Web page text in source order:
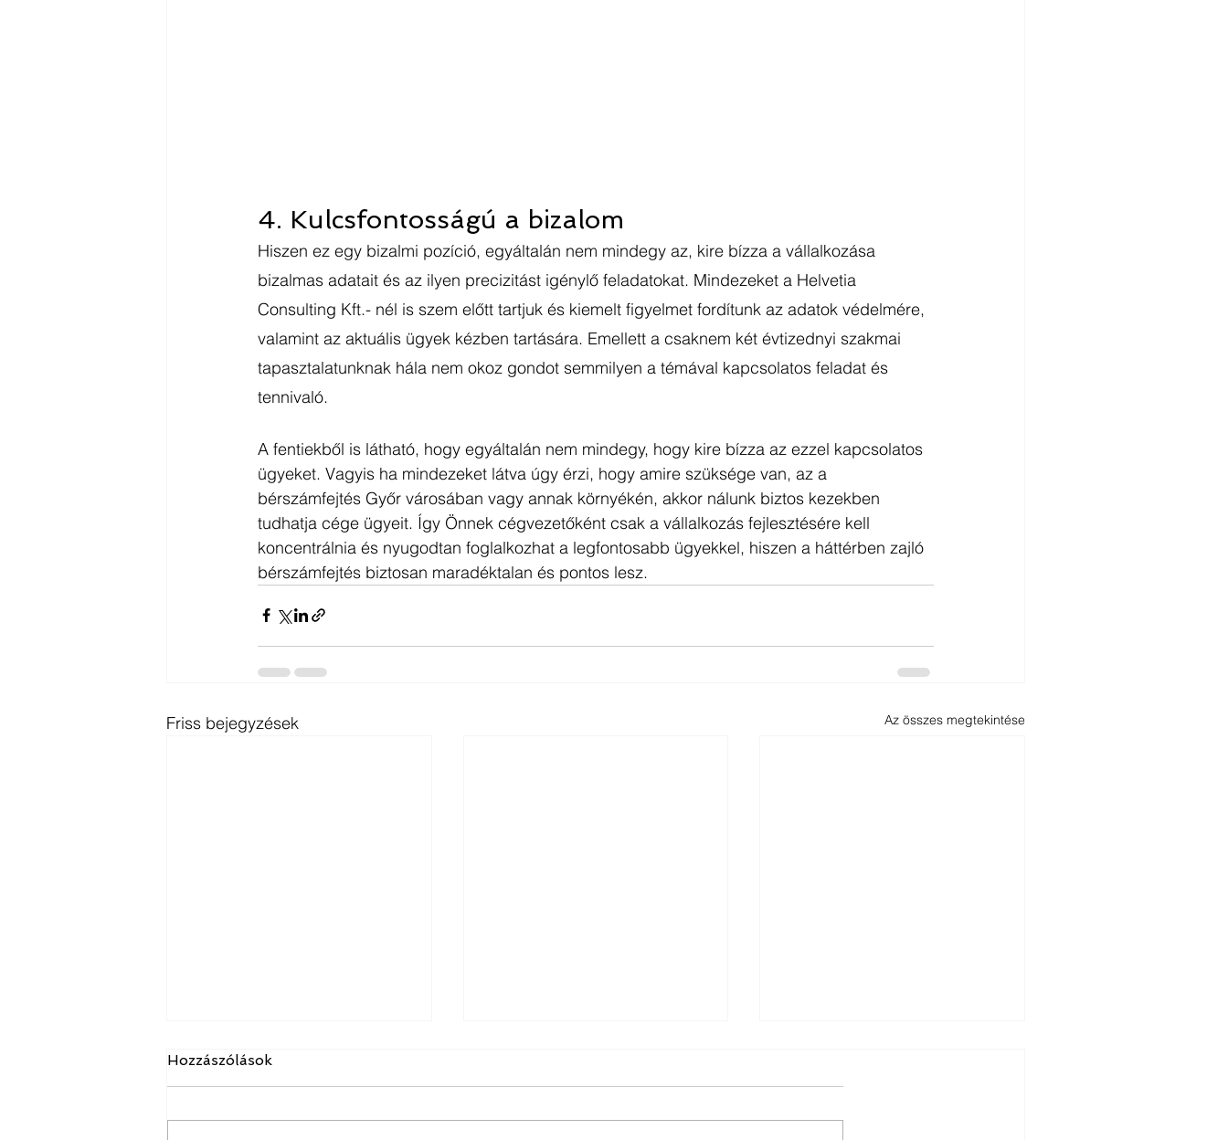
4. Kulcsfontosságú a bizalom
Hiszen ez egy bizalmi pozíció, egyáltalán nem mindegy az, kire bízza a vállalkozása
bizalmas adatait és az ilyen precizitást igénylő feladatokat. Mindezeket a Helvetia
Consulting Kft.- nél is szem előtt tartjuk és kiemelt figyelmet fordítunk az adatok védelmére,
valamint az aktuális ügyek kézben tartására. Emellett a csaknem két évtizednyi szakmai
tapasztalatunknak hála nem okoz gondot semmilyen a témával kapcsolatos feladat és
tennivaló.
A fentiekből is látható, hogy egyáltalán nem mindegy, hogy kire bízza az ezzel kapcsolatos
ügyeket. Vagyis ha mindezeket látva úgy érzi, hogy amire szüksége van, az a
bérszámfejtés Győr városában vagy annak környékén, akkor nálunk biztos kezekben
tudhatja cége ügyeit. Így Önnek cégvezetőként csak a vállalkozás fejlesztésére kell
koncentrálnia és nyugodtan foglalkozhat a legfontosabb ügyekkel, hiszen a háttérben zajló
bérszámfejtés biztosan maradéktalan és pontos lesz.
Friss bejegyzések Az összes megtekintése
Hozzászólások